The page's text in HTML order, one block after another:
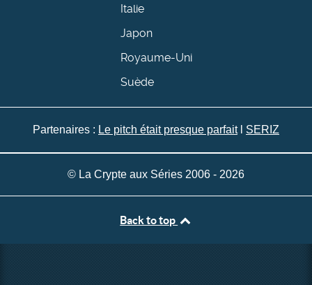
Italie
Japon
Royaume-Uni
Suède
Partenaires : Le pitch était presque parfaitl SERIZ
© La Crypte aux Séries 2006 - 2026
Back to top